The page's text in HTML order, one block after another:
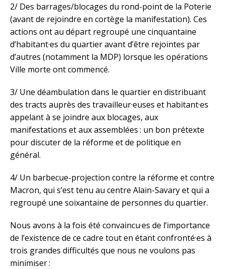
2/ Des barrages/blocages du rond-point de la Poterie
(avant de rejoindre en cortège la manifestation). Ces
actions ont au départ regroupé une cinquantaine
d’habitant·es du quartier avant d’être rejointes par
d’autres (notamment la MDP) lorsque les opérations
Ville morte ont commencé.
3/ Une déambulation dans le quartier en distribuant
des tracts auprès des travailleur·euses et habitant·es
appelant à se joindre aux blocages, aux
manifestations et aux assemblées : un bon prétexte
pour discuter de la réforme et de politique en
général.
4/ Un barbecue-projection contre la réforme et contre
Macron, qui s’est tenu au centre Alain-Savary et qui a
regroupé une soixantaine de personnes du quartier.
Nous avons à la fois été convaincu·es de l’importance
de l’existence de ce cadre tout en étant confronté·es à
trois grandes difficultés que nous ne voulons pas
minimiser :